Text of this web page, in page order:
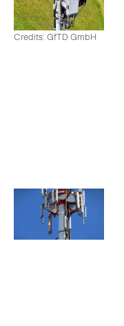
Credits: GfTD GmbH